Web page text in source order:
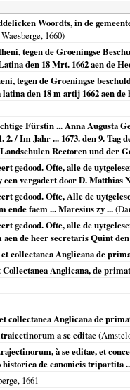
Woordts, in de
1660)
tegen de Groeningse
den 18 Mrt. 1662 aen de
tegen de Groeningse
den 18 m artij 1662 aen
Fürstin ... Anna Augusta
/ Im Jahr ... 1673. den 9.
Rectoren und der
gedood. Ofte, alle de
vergadert door D. Matthias
gedood. Ofte, Alle de
ende faem ... Maresius zy ...
gedood. Ofte, alle de
de heer secretaris Quint
collectanea Anglicana de
Anglicana, de
Anglicana de
a se editae(
à se editae, et
de canonicis tripartita
1661